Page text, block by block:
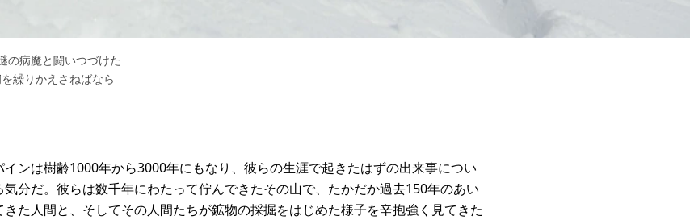
の病魔と闘いつづけた
繰りかえさねばなら
ンは樹齢1000年から3000年にもなり、彼らの生涯で起きたはずの出来事につい
分だ。彼らは数千年にわたって佇んできたその山で、たかだか過去150年のあい
た人間と、そしてその人間たちが鉱物の採掘をはじめた様子を辛抱強く見てきた